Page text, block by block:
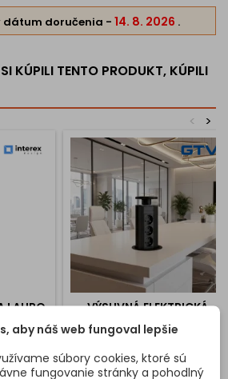
dátum doručenia - 14. 8. 2026 .
KÚPILI TENTO PRODUKT, KÚPILI
>
<
LAURO
VÝSUVNÁ ELEKTRICKÁ
ZÁSUVKA BIGG 100 FRENCH
3X230V / ČIERNA
zásuvka BIGG 100 FRENCH je
praktickým a elegantným
aby náš web fungoval lepšie
súbory cookies, ktoré sú
fungovanie stránky a pohodlný